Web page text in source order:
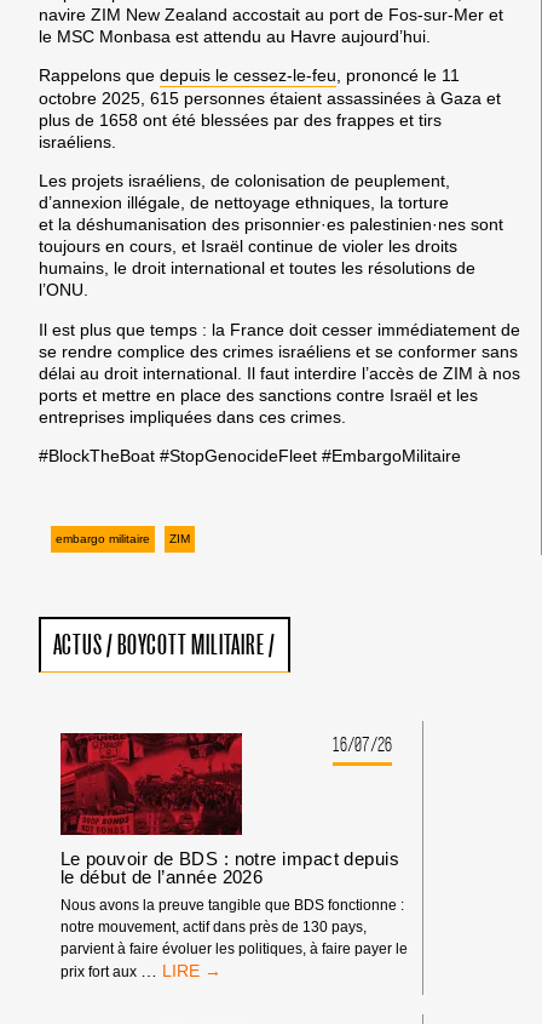
navire ZIM New Zealand accostait au port de Fos-sur-Mer et
le MSC Monbasa est attendu au Havre aujourd’hui.
Rappelons que depuis le cessez-le-feu , prononcé le 11
octobre 2025, 615 personnes étaient assassinées à Gaza et
plus de 1658 ont été blessées par des frappes et tirs
israéliens.
Les projets israéliens, de colonisation de peuplement,
d’annexion illégale, de nettoyage ethniques, la torture
et la déshumanisation des prisonnier·es palestinien·nes sont
toujours en cours, et Israël continue de violer les droits
humains, le droit international et toutes les résolutions de
l’ONU.
Il est plus que temps : la France doit cesser immédiatement de
se rendre complice des crimes israéliens et se conformer sans
délai au droit international. Il faut interdire l’accès de ZIM à nos
ports et mettre en place des sanctions contre Israël et les
entreprises impliquées dans ces crimes.
#BlockTheBoat #StopGenocideFleet #EmbargoMilitaire
embargo militaire ZIM
ACTUS/ BOYCOTT MILITAIRE/
16/07/26
Le pouvoir de BDS : notre impact depuis
le début de l’année 2026
Nous avons la preuve tangible que BDS fonctionne :
notre mouvement, actif dans près de 130 pays,
parvient à faire évoluer les politiques, à faire payer le
prix fort aux
LE